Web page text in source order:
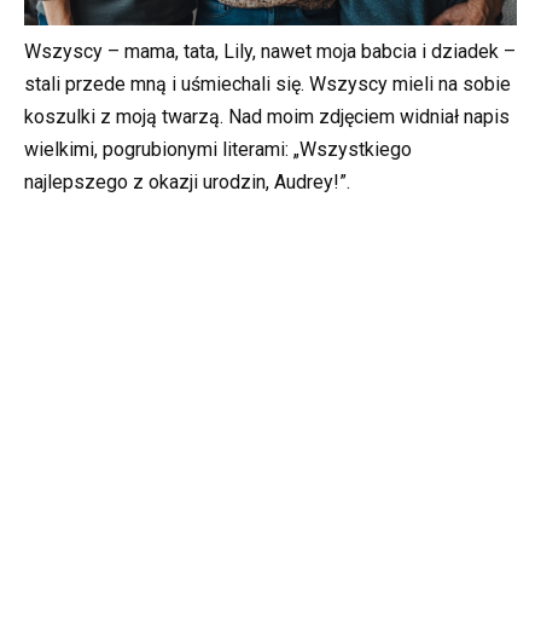
Wszyscy – mama, tata, Lily, nawet moja babcia i dziadek –
stali przede mną i uśmiechali się. Wszyscy mieli na sobie
koszulki z moją twarzą. Nad moim zdjęciem widniał napis
wielkimi, pogrubionymi literami: „Wszystkiego
najlepszego z okazji urodzin, Audrey!”.